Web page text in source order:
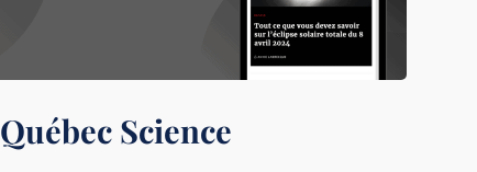
Québec Science